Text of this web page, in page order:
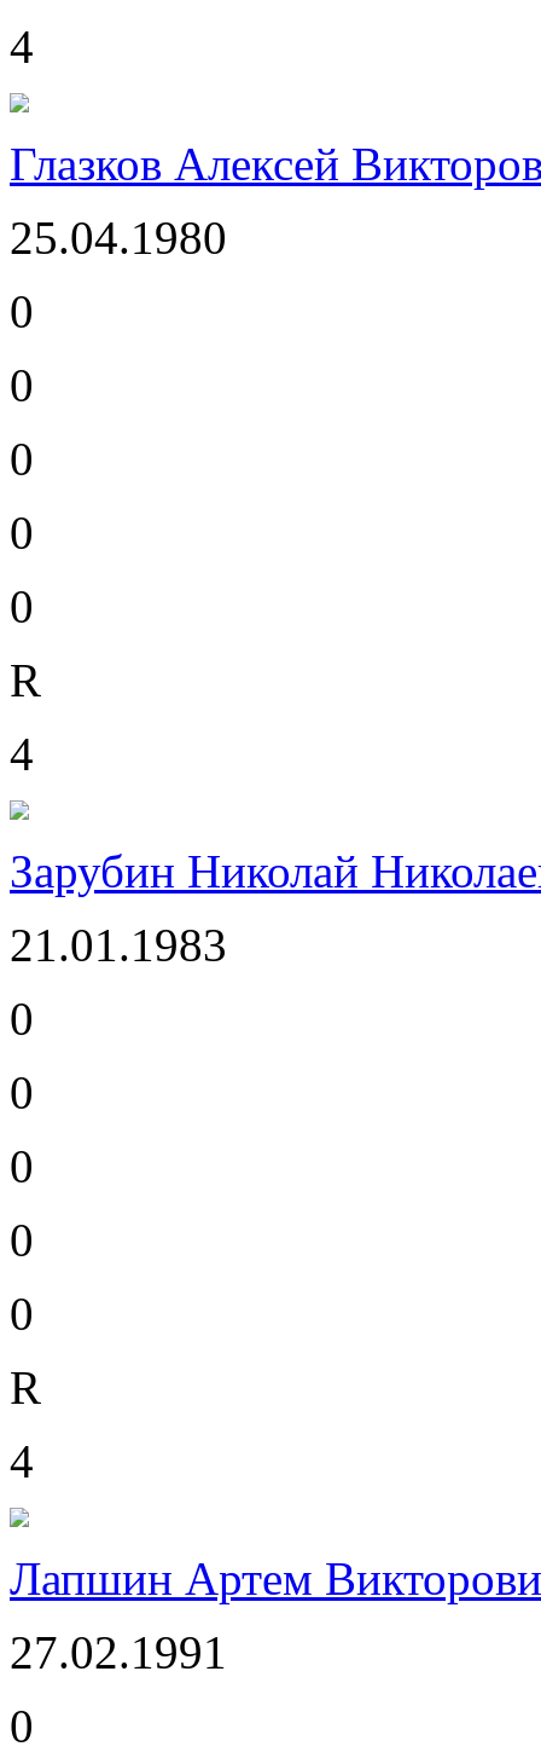
4
Глазков Алексей
25.04.1980
0
0
0
0
0
R
4
Зарубин Николай
21.01.1983
0
0
0
0
0
R
4
Лапшин Артем
27.02.1991
0